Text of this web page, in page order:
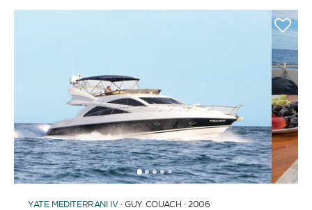
12345 67891011121314151617181920
21
YATE MEDITERRANI IV· GUY COUACH · 2006